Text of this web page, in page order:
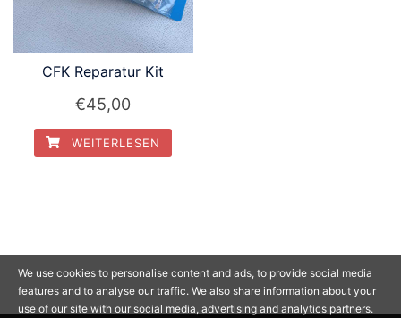
CFK Reparatur Kit
€45,00
WEITERLESEN
We use cookies to personalise content and ads, to provide social media
features and to analyse our traffic. We also share information about your
use of our site with our social media, advertising and analytics partners.